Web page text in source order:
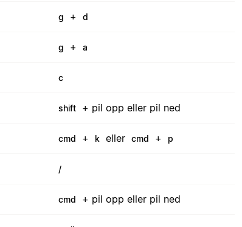
g + d
g + a
c
shift + pil opp eller pil ned
cmd + k eller cmd + p
/
cmd + pil opp eller pil ned